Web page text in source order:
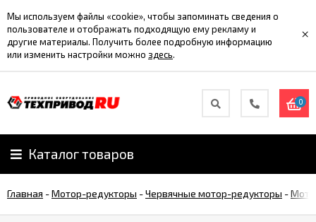
Мы используем файлы «cookie», чтобы запоминать сведения о
пользователе и отображать подходящую ему рекламу и
другие материалы. Получить более подробную информацию
или изменить настройки можно здесь.
×
0
Каталог товаров
Главная -Мотор-редукторы -Червячные мотор-редукторы -